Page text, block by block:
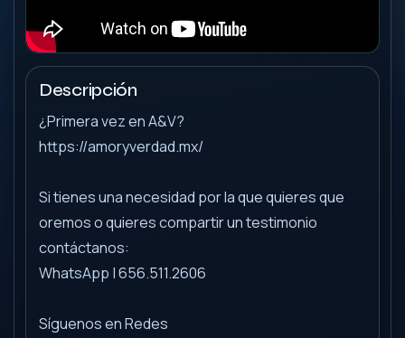
Descripción
¿Primera vez en A&V?
https://amoryverdad.mx/
Si tienes una necesidad por la que quieres que
oremos o quieres compartir un testimonio
contáctanos:
WhatsApp | 656.511.2606
Síguenos en Redes